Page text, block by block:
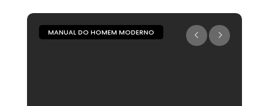
MANUAL DO HOMEM MODERNO